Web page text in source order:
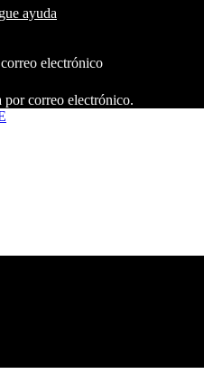
ayuda
electrónico
por correo electrónico.